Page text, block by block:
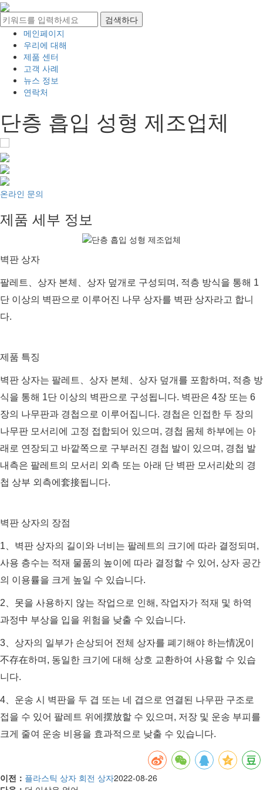
메인페이지
우리에 대해
제품 센터
고객 사례
뉴스 정보
연락처
단층 흡입 성형 제조업체
온라인 문의
제품 세부 정보
벽판 상자
팔레트、상자 본체、상자 덮개로 구성되며, 적층 방식을 통해 1
단 이상의 벽판으로 이루어진 나무 상자를 벽판 상자라고 합니
다.
제품 특징
벽판 상자는 팔레트、상자 본체、상자 덮개를 포함하며, 적층 방
식을 통해 1단 이상의 벽판으로 구성됩니다. 벽판은 4장 또는 6
장의 나무판과 경첩으로 이루어집니다. 경첩은 인접한 두 장의
나무판 모서리에 고정 접합되어 있으며, 경첩 몸체 하부에는 아
래로 연장되고 바깥쪽으로 구부러진 경첩 발이 있으며, 경첩 발
내측은 팔레트의 모서리 외측 또는 아래 단 벽판 모서리处의 경
첩 상부 외측에套接됩니다.
벽판 상자의 장점
1、벽판 상자의 길이와 너비는 팔레트의 크기에 따라 결정되며,
사용 층수는 적재 물품의 높이에 따라 결정할 수 있어, 상자 공간
의 이용률을 크게 높일 수 있습니다.
2、못을 사용하지 않는 작업으로 인해, 작업자가 적재 및 하역
과정中 부상을 입을 위험을 낮출 수 있습니다.
3、상자의 일부가 손상되어 전체 상자를 폐기해야 하는情况이
不存在하며, 동일한 크기에 대해 상호 교환하여 사용할 수 있습
니다.
4、운송 시 벽판을 두 겹 또는 네 겹으로 연결된 나무판 구조로
접을 수 있어 팔레트 위에摆放할 수 있으며, 저장 및 운송 부피를
크게 줄여 운송 비용을 효과적으로 낮출 수 있습니다.
이전： 플라스틱 상자 회전 상자2022-08-26